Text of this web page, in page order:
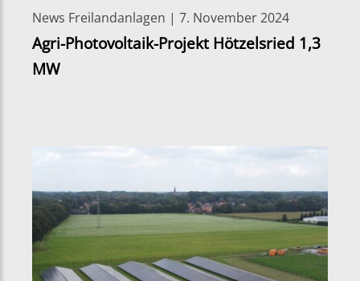
News Freilandanlagen | 7. November 2024
Agri-Photovoltaik-Projekt Hötzelsried 1,3
MW